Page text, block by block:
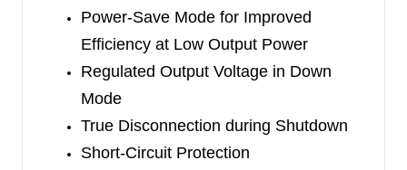
such as over-voltage protection and thermal
shutdown. In addition, the synchronous rectifier
supports short-circuit protection which further
improves the robustness of the device.
The SGM66099C offers adjustable output voltage
Power-Save Mode for Improved
Efficiency at Low Output Power
Regulated Output Voltage in Down
Mode
True Disconnection during Shutdown
Short-Circuit Protection